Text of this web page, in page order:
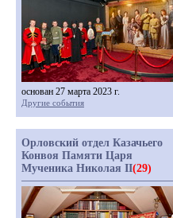
основан 27 марта 2023 г.
Другие события
Орловский отдел Казачьего
Конвоя Памяти Царя
Мученика Николая II(29)